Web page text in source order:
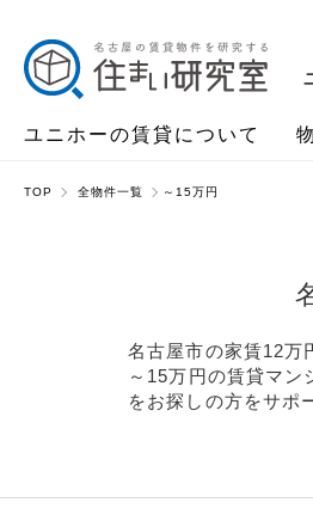
ユニホーの賃貸について
TOP 全物件一覧 ～15万円
名古屋市の家賃12万
～15万円の賃貸マ
をお探しの方をサポ